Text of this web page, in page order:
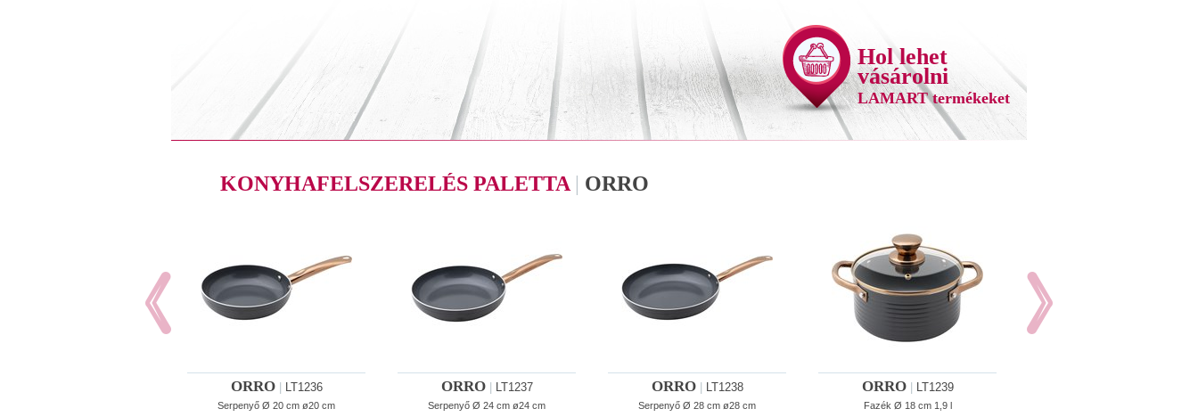
Hol lehet
vásárolni
LAMART termékeket
KONYHAFELSZERELÉS PALETTA | ORRO
ORRO| LT1236
Serpenyő Ø 20 cm ø20 cm
ORRO| LT1237
Serpenyő Ø 24 cm ø24 cm
ORRO| LT1238
Serpenyő Ø 28 cm ø28 cm
ORRO| LT1239
Fazék Ø 18 cm 1,9 l